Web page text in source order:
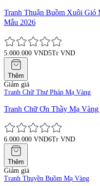
Tranh Thuận Buồm Xuôi
Mẫu 2026
5.000.000 VND5Tr VND
Thêm
Giảm giá
Tranh Chữ Thư Pháp Mạ Vàng
Tranh Chữ Ơn Thầy Mạ Vàng
6.000.000 VND6Tr VND
Thêm
Giảm giá
Tranh Thuyền Buồm Mạ Vàng